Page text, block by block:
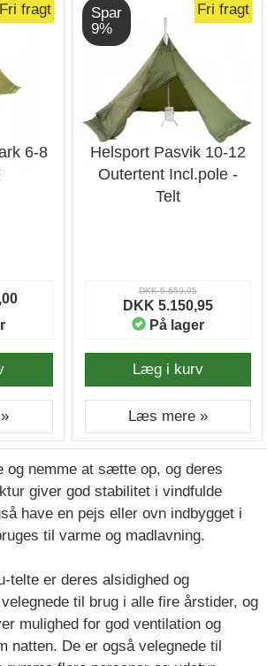
Fri fragt
6-8
Spar
9%
Fri fragt
Helsport Pasvik 10-12
Outertent Incl.pole -
Telt
DKK 5.659,95
DKK 5.150,95
På lager
Læg i kurv
Læs mere »
og nemme at sætte op, og deres
giver god stabilitet i vindfulde
have en pejs eller ovn indbygget i
til varme og madlavning.
telte er deres alsidighed og
til brug i alle fire årstider, og
mulighed for god ventilation og
natten. De er også velegnede til